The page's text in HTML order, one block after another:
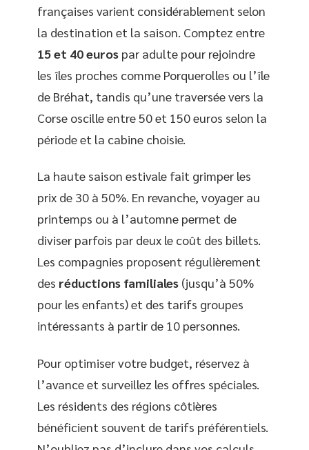
françaises varient considérablement selon
la destination et la saison. Comptez entre
15 et 40 euros par adulte pour rejoindre
les îles proches comme Porquerolles ou l’île
de Bréhat, tandis qu’une traversée vers la
Corse oscille entre 50 et 150 euros selon la
période et la cabine choisie.
La haute saison estivale fait grimper les
prix de 30 à 50%. En revanche, voyager au
printemps ou à l’automne permet de
diviser parfois par deux le coût des billets.
Les compagnies proposent régulièrement
des réductions familiales (jusqu’à 50%
pour les enfants) et des tarifs groupes
intéressants à partir de 10 personnes.
Pour optimiser votre budget, réservez à
l’avance et surveillez les offres spéciales.
Les résidents des régions côtières
bénéficient souvent de tarifs préférentiels.